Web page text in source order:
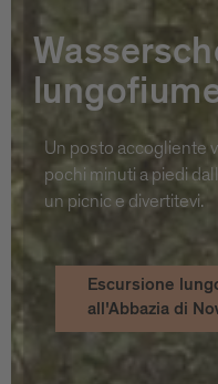
Un posto accogliente
pochi minuti a piedi
un picnic e divertitevi.
Escursione
all'Abbazia di